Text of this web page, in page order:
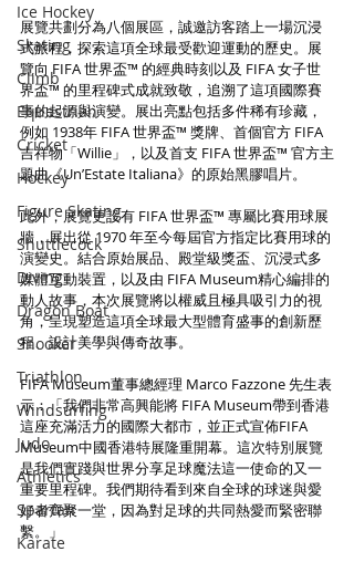
Ice Hockey
Skating
Climb
Equestrian
Cricket
Hockey
Figure Skating
Shuttlecock
Diving
Dragon Boat
Snooker
Triathlon
Windsurfing
Judo
Athletics
Spartan
Karate
展覽共劃分為八個展區，誠邀訪客踏上一場沉浸
式旅程，探索這項全球最受歡迎運動的歷史。展
覽向 FIFA 世界盃™ 的經典時刻以及 FIFA 女子世
界盃™ 的里程碑式成就致敬，追溯了這項國際賽
事的起源與演變。展出亮點包括多件稀有珍藏，
例如 1938年 FIFA 世界盃™ 獎牌、首個官方 FIFA
吉祥物「Willie」，以及首支 FIFA 世界盃™ 官方主
題曲《Un’Estate Italiana》的原始黑膠唱片。
此外，展覽更設有 FIFA 世界盃™ 專屬比賽用球展
牆，展出從 1970 年至今每屆官方指定比賽用球的
演變史。結合原始展品、殿堂級獎盃、沉浸式多
媒體互動裝置，以及由 FIFA Museum精心編排的
動人故事，本次展覽將以權威且極具吸引力的視
角，呈現塑造這項全球最大型體育盛事的創新歷
程、設計美學與傳奇故事。
FIFA Museum董事總經理 Marco Fazzone 先生表
示：「我們非常高興能將 FIFA Museum帶到香港
這座充滿活力的國際大都市，並正式宣佈FIFA
Museum中國香港特展隆重開幕。這次特別展覽
是我們實踐與世界分享足球魔法這一使命的又一
重要里程碑。我們期待看到來自全球的球迷與愛
好者齊聚一堂，因為對足球的共同熱愛而緊密聯
繫。」